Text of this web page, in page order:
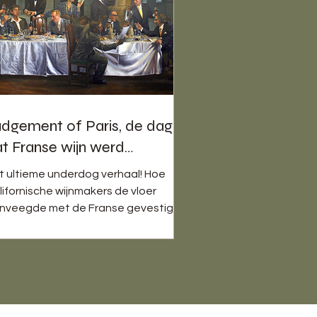
of Paris, de dag
Franse wijn werd
ultieme underdog verhaal! Hoe
wijnmakers de vloer
met de Franse gevestigde
deden. Ontdek de grote